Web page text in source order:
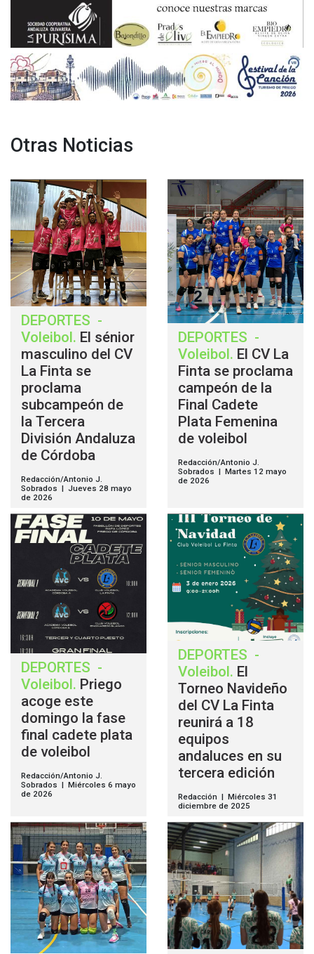
Otras Noticias
DEPORTES -
Voleibol. El sénior
masculino del CV
La Finta se
proclama
subcampeón de
la Tercera
División Andaluza
de Córdoba
Redacción/Antonio J.
Sobrados | Jueves 28 mayo
de 2026
DEPORTES -
Voleibol. El CV La
Finta se proclama
campeón de la
Final Cadete
Plata Femenina
de voleibol
Redacción/Antonio J.
Sobrados | Martes 12 mayo
de 2026
DEPORTES -
Voleibol. Priego
acoge este
domingo la fase
final cadete plata
de voleibol
Redacción/Antonio J.
Sobrados | Miércoles 6 mayo
de 2026
DEPORTES -
Voleibol. El
Torneo Navideño
del CV La Finta
reunirá a 18
equipos
andaluces en su
tercera edición
Redacción | Miércoles 31
diciembre de 2025